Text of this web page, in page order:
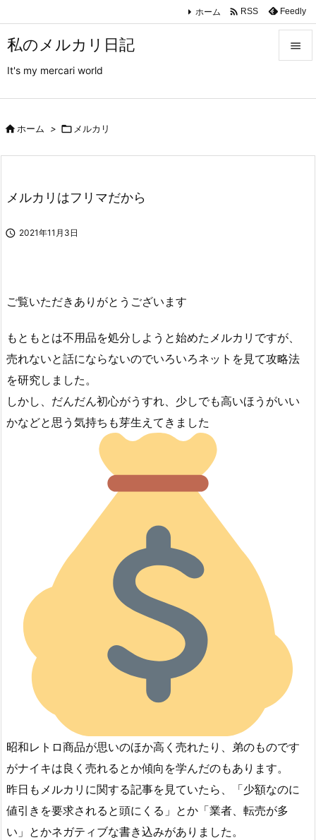
私のメルカリ日記
It's my mercari world

ホーム  RSS Feedly
ホーム >  メルカリ
メルカリはフリマだから
 2021年11月3日
ご覧いただきありがとうございます
もともとは不用品を処分しようと始めたメルカリですが、
売れないと話にならないのでいろいろネットを見て攻略法
を研究しました。
しかし、だんだん初心がうすれ、少しでも高いほうがいい
かなどと思う気持ちも芽生えてきました
昭和レトロ商品が思いのほか高く売れたり、弟のものです
がナイキは良く売れるとか傾向を学んだのもあります。
昨日もメルカリに関する記事を見ていたら、「少額なのに
値引きを要求されると頭にくる」とか「業者、転売が多
い」とかネガティブな書き込みがありました。